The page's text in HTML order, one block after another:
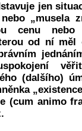
jen
„musela
cenu nebo
od ní měl
(dalšího)
(cum animo